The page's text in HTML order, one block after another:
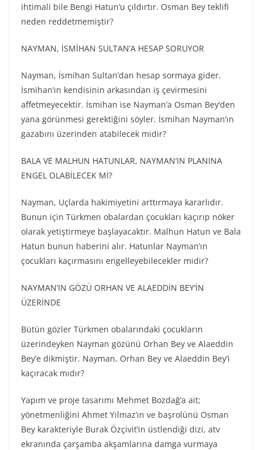
ihtimali bile Bengi Hatun’u çıldırtır. Osman Bey teklifi
neden reddetmemiştir?
NAYMAN, İSMİHAN SULTAN’A HESAP SORUYOR
Nayman, İsmihan Sultan’dan hesap sormaya gider.
İsmihan’ın kendisinin arkasından iş çevirmesini
affetmeyecektir. İsmihan ise Nayman’a Osman Bey’den
yana görünmesi gerektiğini söyler. İsmihan Nayman’ın
gazabını üzerinden atabilecek midir?
BALA VE MALHUN HATUNLAR, NAYMAN’IN PLANINA
ENGEL OLABİLECEK Mİ?
Nayman, Uçlarda hakimiyetini arttırmaya kararlıdır.
Bunun için Türkmen obalardan çocukları kaçırıp nöker
olarak yetiştirmeye başlayacaktır. Malhun Hatun ve Bala
Hatun bunun haberini alır. Hatunlar Nayman’ın
çocukları kaçırmasını engelleyebilecekler midir?
NAYMAN’IN GÖZÜ ORHAN VE ALAEDDİN BEY’İN
ÜZERİNDE
Bütün gözler Türkmen obalarındaki çocukların
üzerindeyken Nayman gözünü Orhan Bey ve Alaeddin
Bey’e dikmiştir. Nayman, Orhan Bey ve Alaeddin Bey’i
kaçıracak mıdır?
Yapım ve proje tasarımı Mehmet Bozdağ’a ait;
yönetmenliğini Ahmet Yılmaz’ın ve başrolünü Osman
Bey karakteriyle Burak Özçivit’in üstlendiği dizi, atv
ekranında çarşamba akşamlarına damga vurmaya